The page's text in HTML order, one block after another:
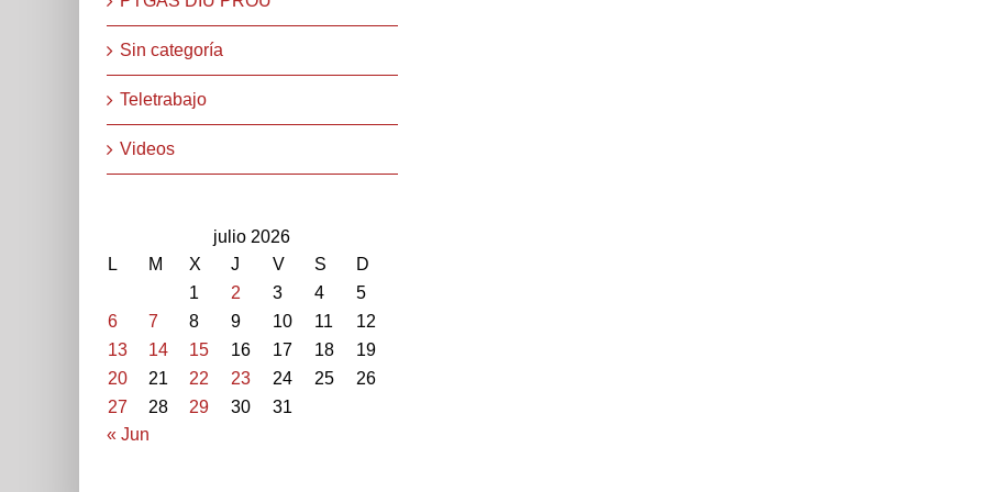
Sin categoría
Teletrabajo
Videos
julio 2026
L
M X J V S
D
1
2 3 4
5
6
7 8 9 10 11
12
13
14 15 16 17 18
19
20
21 22 23 24 25
26
27
28 29 30
31
« Jun